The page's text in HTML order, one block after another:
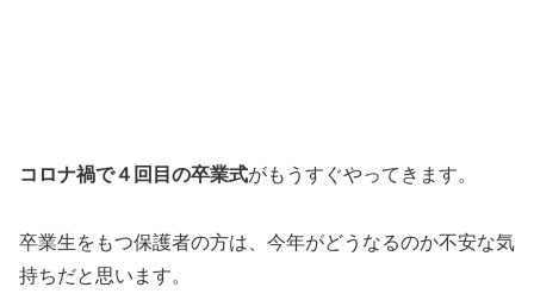
コロナ禍で４回目の卒業式がもうすぐやってきます。
卒業生をもつ保護者の方は、今年がどうなるのか不安な気
持ちだと思います。